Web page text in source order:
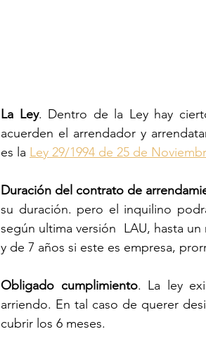
La Ley. Dentro de la Ley hay
acuerden el arrendador y
es la Ley 29/1994 de 25 de
Duración del contrato de
su duración. pero el inquilino
según ultima versión  LAU, hasta
y de 7 años si este es empresa,
Obligado cumplimiento. La ley
arriendo. En tal caso de querer
cubrir los 6 meses.